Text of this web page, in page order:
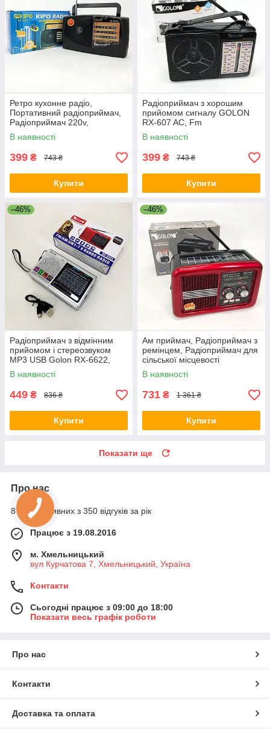
Ретро кухонне радіо,
Портативний радіоприймач,
Радіоприймач 220v,
Радіоприймачі fm діапазону
NS-73
В наявності
399 ₴ 743 ₴
Купити
Радіоприймач з хорошим
прийомом сигналу GOLON
RX-607 AC, Fm
акумуляторний радіоприймач
в ретро стилі IR-22
В наявності
399 ₴ 743 ₴
Купити
–46%
Радіоприймач з відмінним
прийомом і стереозвуком
MP3 USB Golon RX-6622,
Приймач для подорожей XQ-
66
В наявності
449 ₴ 836 ₴
Купити
–46%
Ам приймач, Радіоприймач з
ремінцем, Радіоприймач для
сільської місцевості
всехвильовий NZ-85
В наявності
731 ₴ 1 361 ₴
Купити
Показати ще
Про нас
87% позитивних з 350 відгуків за рік
Працює з 19.08.2016
м. Хмельницький
вул Курчатова 7, Хмельницький, Україна
Контакти
Сьогодні працює з 09:00 до 18:00
Показати весь графік роботи
Про нас
Контакти
Доставка та оплата